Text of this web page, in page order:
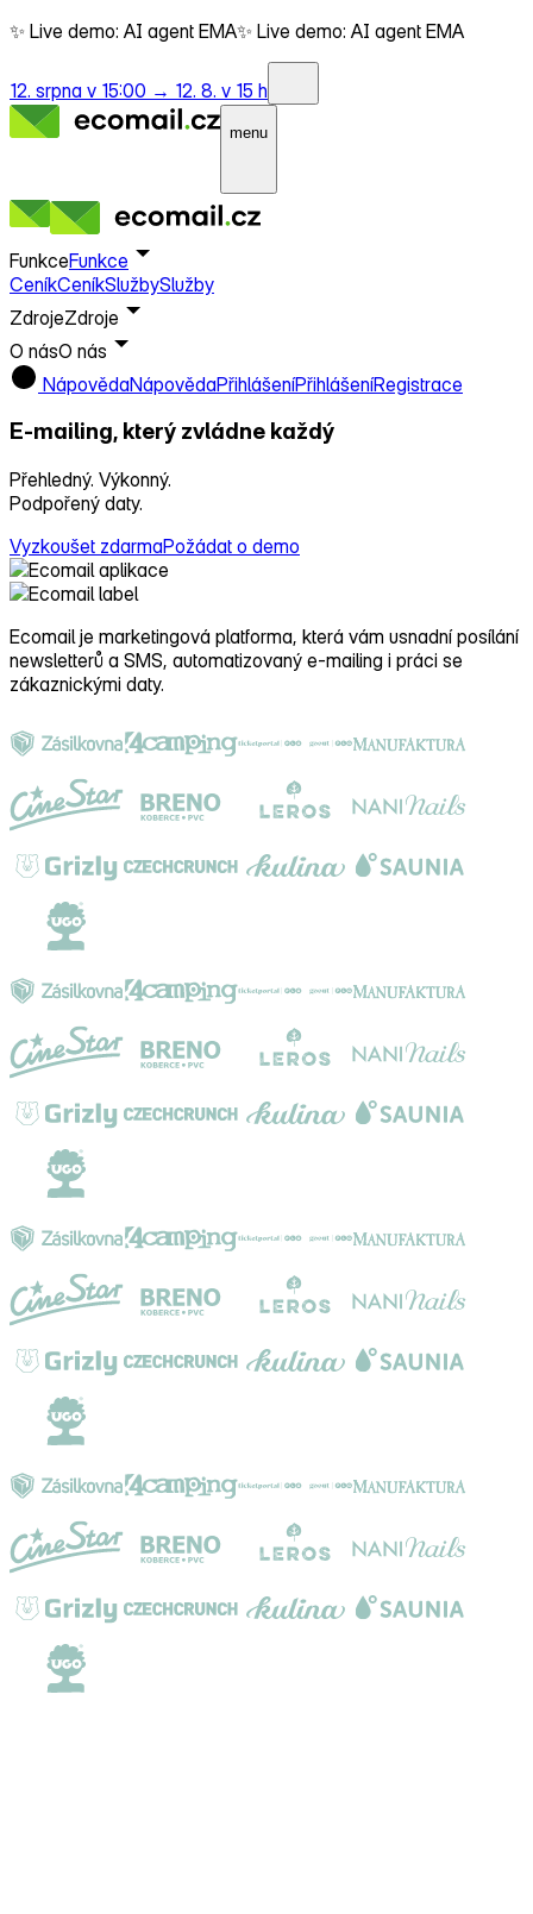
✨ Live demo: AI agent EMA✨ Live demo: AI agent EMA
12. srpna v 15:00 → 12. 8. v 15 h
menu
FunkceFunkce
CeníkCeníkSlužbySlužby
ZdrojeZdroje
O násO nás
NápovědaNápovědaPřihlášeníPřihlášeníRegistrace
E-mailing, který zvládne každý
Přehledný. Výkonný.
Podpořený daty.
Vyzkoušet zdarmaPožádat o demo
Ecomail je marketingová platforma, která vám usnadní posílání
newsletterů a SMS, automatizovaný e‑mailing i práci se
zákaznickými daty.